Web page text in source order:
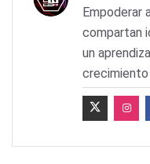
Empoderar
compartan
un
crecimiento